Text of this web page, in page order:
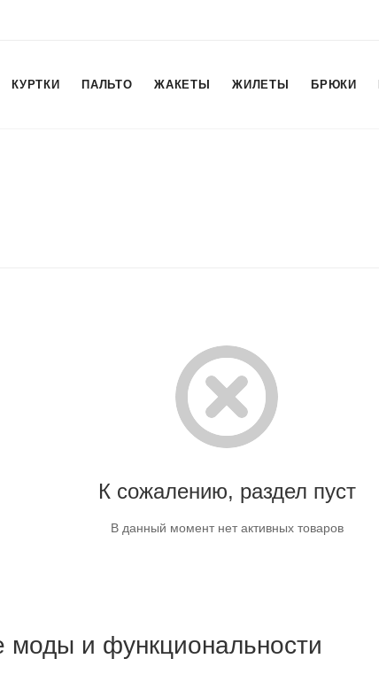
КУРТКИ ПАЛЬТО ЖАКЕТЫ ЖИЛЕТЫ БРЮКИ
К сожалению, раздел пуст
В данный момент нет активных товаров
и функциональности